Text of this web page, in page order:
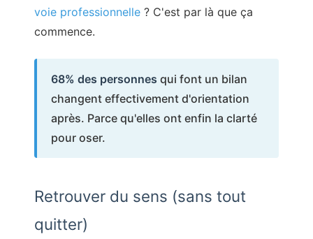
voie professionnelle? C'est par là que ça
commence.
68% des personnes qui font un bilan
changent effectivement d'orientation
après. Parce qu'elles ont enfin la clarté
pour oser.
Retrouver du sens (sans tout
quitter)